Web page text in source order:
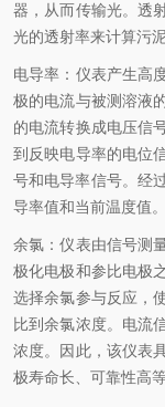
器，从而传输光。透
光的透射率来计算污
电导率：仪表产生高
极的电流与被测溶液
的电流转换成电压信
到反映电导率的电位
号和电导率信号。经
导率值和当前温度值。
余氯：仪表由信号测
极化电极和参比电极
选择余氯参与反应，
比到余氯浓度。电流
浓度。因此，该仪表
极寿命长、可靠性高等